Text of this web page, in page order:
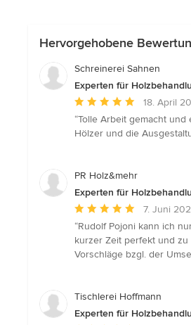
Hervorgehobene
Schreinerei Sahnen
Experten für
Durchschnittliche
Bewertung:
5
Sternen
18. April
“Tolle Arbeit gemacht
Hölzer und die
PR Holz&mehr
Experten für
Durchschnittliche
Bewertung:
5
von
7. Juni
“Rudolf Pojoni kann ich
kurzer Zeit perfekt und zu
Vorschläge bzgl. der
Tischlerei Hoffmann
Experten für